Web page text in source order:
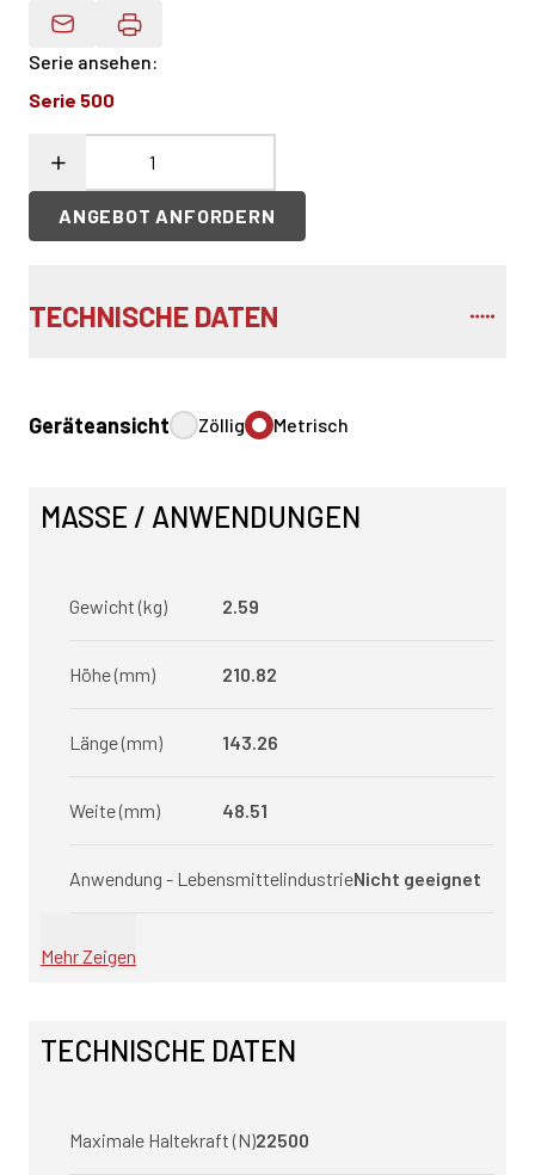
Produktdaten Per E-Mail
Serie ansehen:
Serie 500
ANGEBOT ANFORDERN
TECHNISCHE DATEN
Geräteansicht Zöllig Metrisch
MASSE / ANWENDUNGEN
Gewicht (kg) 2.59
Höhe (mm) 210.82
Länge (mm) 143.26
Weite (mm) 48.51
Anwendung - LebensmittelindustrieNicht geeignet
Mehr Zeigen
TECHNISCHE DATEN
Maximale Haltekraft (N)22500